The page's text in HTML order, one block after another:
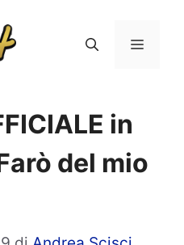
Menu
in
del mio